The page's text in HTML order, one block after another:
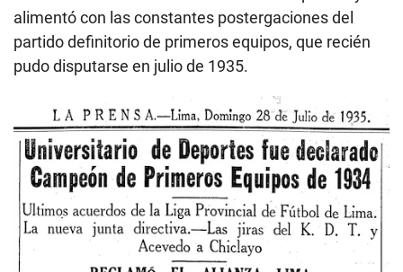
alimentó con las constantes postergaciones del
partido definitorio de primeros equipos, que recién
pudo disputarse en julio de 1935.